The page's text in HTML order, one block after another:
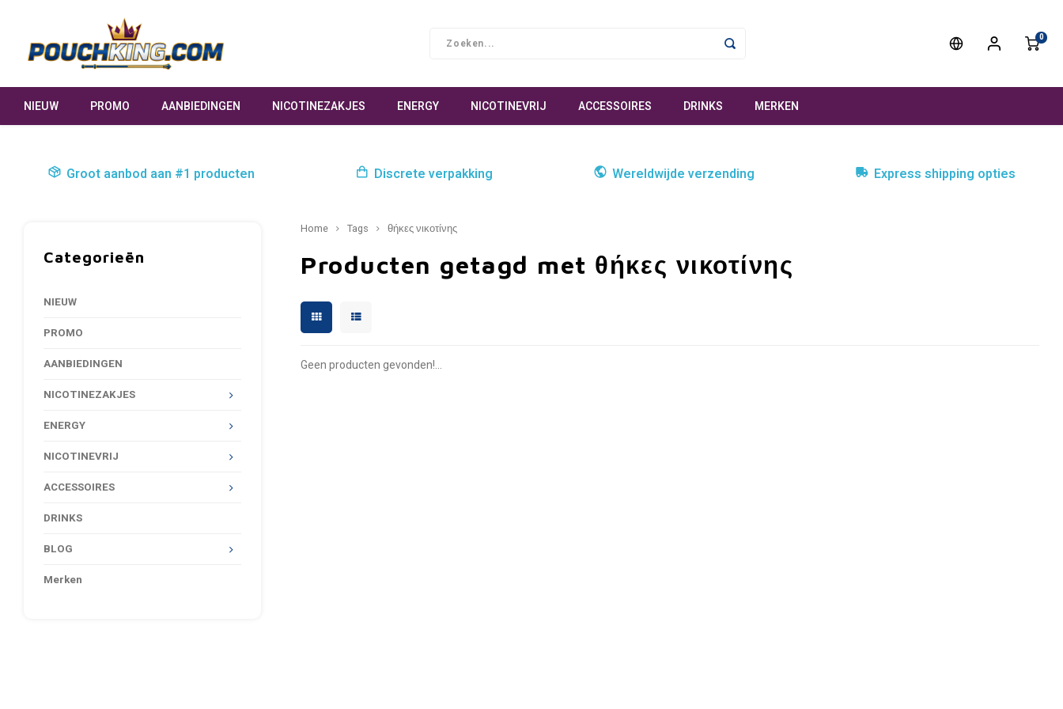
0
NIEUW PROMO AANBIEDINGEN NICOTINEZAKJES ENERGY NICOTINEVRIJ ACCESSOIRES DRINKS MERKEN
Groot aanbod aan #1 producten Discrete verpakking Wereldwijde verzending Express shipping opties
Categorieën
NIEUW
PROMO
AANBIEDINGEN
NICOTINEZAKJES
ENERGY
NICOTINEVRIJ
ACCESSOIRES
DRINKS
BLOG
Merken
Home Tags θήκες νικοτίνης
Producten getagd met θήκες νικοτίνης
Geen producten gevonden!...